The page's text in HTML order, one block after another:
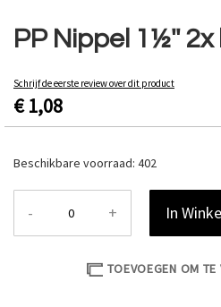
PP Nippel 1½''
Schrijf de eerste review over dit product
€ 1,08
Beschikbare voorraad: 402
- + In
TOEVOEGEN OM TE
naar
het
van
de
afbeeldingen-